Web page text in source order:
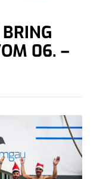
06. –